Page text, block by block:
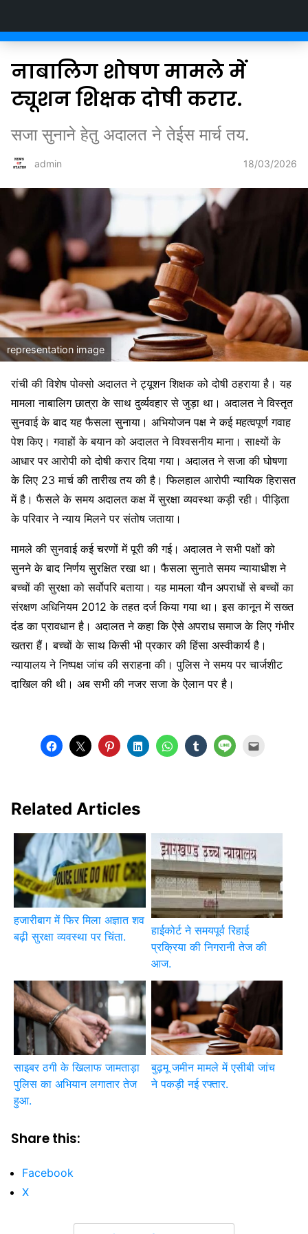
नाबालिग शोषण मामले में
ट्यूशन शिक्षक दोषी करार.
सजा सुनाने हेतु अदालत ने तेईस मार्च तय.
admin 18/03/2026
representation image
रांची की विशेष पोक्सो अदालत ने ट्यूशन शिक्षक को दोषी ठहराया है। यह
मामला नाबालिग छात्रा के साथ दुर्व्यवहार से जुड़ा था। अदालत ने विस्तृत
सुनवाई के बाद यह फैसला सुनाया। अभियोजन पक्ष ने कई महत्वपूर्ण गवाह
पेश किए। गवाहों के बयान को अदालत ने विश्वसनीय माना। साक्ष्यों के
आधार पर आरोपी को दोषी करार दिया गया। अदालत ने सजा की घोषणा
के लिए 23 मार्च की तारीख तय की है। फिलहाल आरोपी न्यायिक हिरासत
में है। फैसले के समय अदालत कक्ष में सुरक्षा व्यवस्था कड़ी रही। पीड़िता
के परिवार ने न्याय मिलने पर संतोष जताया।
मामले की सुनवाई कई चरणों में पूरी की गई। अदालत ने सभी पक्षों को
सुनने के बाद निर्णय सुरक्षित रखा था। फैसला सुनाते समय न्यायाधीश ने
बच्चों की सुरक्षा को सर्वोपरि बताया। यह मामला यौन अपराधों से बच्चों का
संरक्षण अधिनियम 2012 के तहत दर्ज किया गया था। इस कानून में सख्त
दंड का प्रावधान है। अदालत ने कहा कि ऐसे अपराध समाज के लिए गंभीर
खतरा हैं। बच्चों के साथ किसी भी प्रकार की हिंसा अस्वीकार्य है।
न्यायालय ने निष्पक्ष जांच की सराहना की। पुलिस ने समय पर चार्जशीट
दाखिल की थी। अब सभी की नजर सजा के ऐलान पर है।
Related Articles
हजारीबाग में फिर मिला अज्ञात शव
बढ़ी सुरक्षा व्यवस्था पर चिंता.
हाईकोर्ट ने समयपूर्व रिहाई
प्रक्रिया की निगरानी तेज की
आज.
साइबर ठगी के खिलाफ जामताड़ा
पुलिस का अभियान लगातार तेज
हुआ.
बुढ़मू जमीन मामले में एसीबी जांच
ने पकड़ी नई रफ्तार.
Share this:
Facebook
X